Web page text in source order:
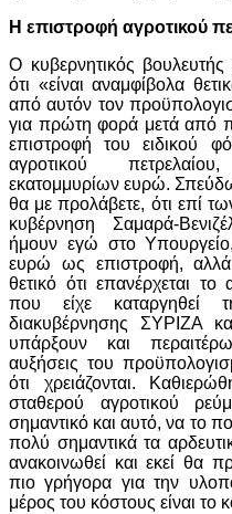
Η επιστροφή αγροτικού
Ο κυβερνητικός
ότι «είναι αναμφίβολα
από αυτόν τον
για πρώτη φορά μετά από
επιστροφή του ειδικού
αγροτικού
εκατομμυρίων ευρώ.
θα με προλάβετε, ότι επί
κυβέρνηση Σαμαρά-
ήμουν εγώ στο
ευρώ ως επιστροφή, αλλά
θετικό ότι επανέρχεται το
που είχε καταργηθεί
διακυβέρνησης ΣΥΡΙΖΑ
υπάρξουν και
αυξήσεις του
ότι χρειάζονται.
σταθερού αγροτικού
σημαντικό και αυτό, να το
πολύ σημαντικά τα
ανακοινωθεί και εκεί θα
πιο γρήγορα για την
μέρος του κόστους είναι το